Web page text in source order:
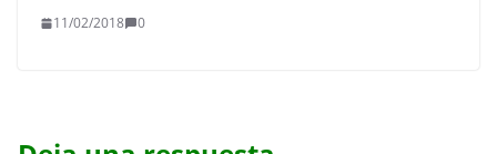
11/02/2018 0